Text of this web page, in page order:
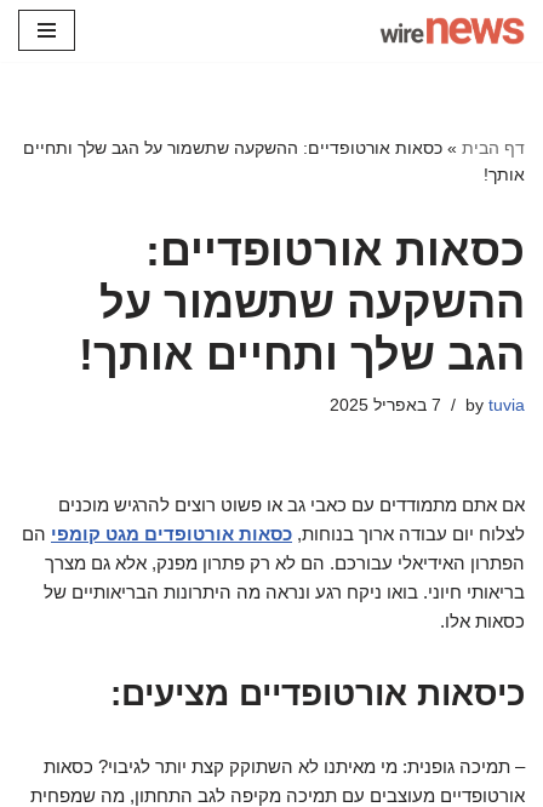
דף הבית » כסאות אורטופדיים: ההשקעה שתשמור על הגב שלך ותחיים
אותך!
כסאות אורטופדיים:
ההשקעה שתשמור על
הגב שלך ותחיים אותך!
by tuvia 7 באפריל 2025
אם אתם מתמודדים עם כאבי גב או פשוט רוצים להרגיש מוכנים
לצלוח יום עבודה ארוך בנוחות, כסאות אורטופדים מגט קומפי הם
הפתרון האידיאלי עבורכם. הם לא רק פתרון מפנק, אלא גם מצרך
בריאותי חיוני. בואו ניקח רגע ונראה מה היתרונות הבריאותיים של
כסאות אלו.
כיסאות אורטופדיים מציעים:
– תמיכה גופנית: מי מאיתנו לא השתוקק קצת יותר לגיבוי? כסאות
אורטופדיים מעוצבים עם תמיכה מקיפה לגב התחתון, מה שמפחית